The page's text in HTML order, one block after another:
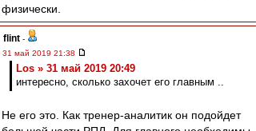
физически.
flint -
31 май 2019 21:38
Los » 31 май 2019 20:49
интересно, сколько захочет его главным ..
Не его это. Как тренер-аналитик он подойдет